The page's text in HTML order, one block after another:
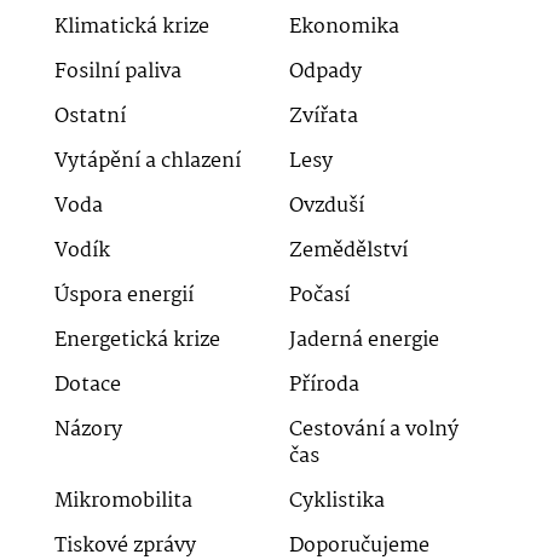
Klimatická krize
Ekonomika
Fosilní paliva
Odpady
Ostatní
Zvířata
Vytápění a chlazení
Lesy
Voda
Ovzduší
Vodík
Zemědělství
Úspora energií
Počasí
Energetická krize
Jaderná energie
Dotace
Příroda
Názory
Cestování a volný
čas
Mikromobilita
Cyklistika
Tiskové zprávy
Doporučujeme